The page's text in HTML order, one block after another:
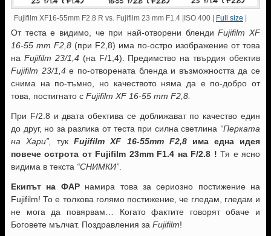
Fujifilm XF16-55mm F2.8 R vs. Fujifilm 23 mm F1.4 |ISO 400 | Full size |
От теста е видимо, че при най-отворени блендиFujifilm XF
16-55 mm F2,8 (при F2,8) има по-остро изображение от това
на Fujifilm 23/1,4(на F/1,4). Предимство на твърдия обектив
Fujifilm 23/1,4е по-отворената бленда и възможността да се
снима на по-тъмно, но качеството няма да е по-добро от
това, постигнато с Fujifilm XF 16-55 mm F2,8.
При F/2.8 и двата обектива се доближават по качество един
до друг, но за разлика от теста при силна светлина “Перката
на Хари”,
тукFujifilm XF 16-55mm F2,8 има една идея
повече острота от Fujifilm 23mm F1.4 на F/2.8 !Тя е ясно
видима в текста “СНИМКИ”
Екипът на ФАРнамира това за сериозно постижение на
Fujifilm! То е толкова голямо постижение, че гледам, гледам и
не мога да повярвам… Когато фактите говорят обаче и
Боговете мълчат. Поздравления за Fujifilm!